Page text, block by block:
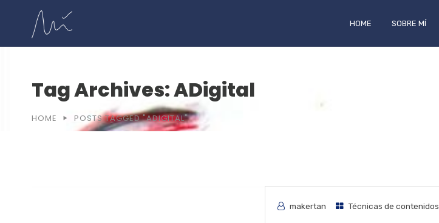
HOME SOBRE MÍ
Tag Archives: ADigital
HOME POSTS TAGGED "ADIGITAL"
makertan Técnicas de contenidos